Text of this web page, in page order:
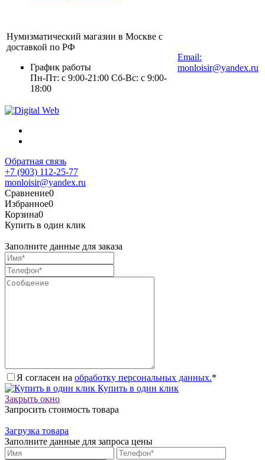
Нумизматический магазин в Москве с
доставкой по РФ
График работы
Пн-Пт: с 9:00-21:00 Сб-Вс: с 9:00-
18:00
Email:
monloisir@yandex.ru
Обратная связь
+7 (903) 112-25-77
monloisir@yandex.ru
Сравнение0
Избранное0
Корзина0
Купить в один клик
Заполните данные для заказа
Я согласен на обработку персональных данных.*
Купить в один клик
Закрыть окно
Запросить стоимость товара
Загрузка товара
Заполните данные для запроса цены